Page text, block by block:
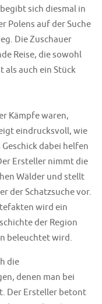
sich diesmal in
Polens auf der Suche
Die Zuschauer
Reise, die sowohl
als auch ein Stück
Kämpfe waren,
eindrucksvoll, wie
dabei helfen
Ersteller nimmt die
Wälder und stellt
der Schatzsuche vor.
wird ein
der Region
beleuchtet wird.
die
denen man bei
Der Ersteller betont